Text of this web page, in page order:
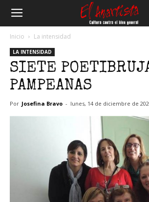
Anartista
Inicio La intensidad
LA INTENSIDAD
SIETE
PAMPEANAS
Por Josefina Bravo - lunes, 14 de diciembre de